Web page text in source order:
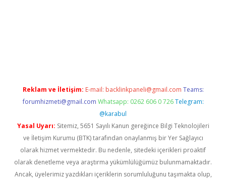
Reklam ve İletişim: E-mail: backlinkpaneli@gmail.com Teams:
forumhizmeti@gmail.com Whatsapp: 0262 606 0 726 Telegram:
@karabul
Yasal Uyarı: Sitemiz, 5651 Sayılı Kanun gereğince Bilgi Teknolojileri
ve İletişim Kurumu (BTK) tarafından onaylanmış bir Yer Sağlayıcı
olarak hizmet vermektedir. Bu nedenle, sitedeki içerikleri proaktif
olarak denetleme veya araştırma yükümlülüğümüz bulunmamaktadır.
Ancak, üyelerimiz yazdıkları içeriklerin sorumluluğunu taşımakta olup,